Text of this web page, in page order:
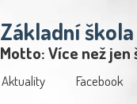
Základní
Motto: Více než jen
Aktuality Facebook